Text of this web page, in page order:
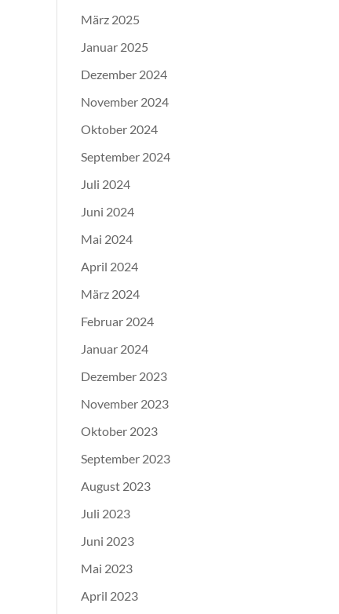
März 2025
Januar 2025
Dezember 2024
November 2024
Oktober 2024
September 2024
Juli 2024
Juni 2024
Mai 2024
April 2024
März 2024
Februar 2024
Januar 2024
Dezember 2023
November 2023
Oktober 2023
September 2023
August 2023
Juli 2023
Juni 2023
Mai 2023
April 2023